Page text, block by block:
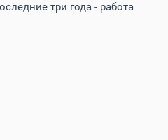
три года - работа